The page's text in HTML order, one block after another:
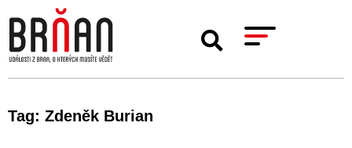
Tag: Zdeněk Burian